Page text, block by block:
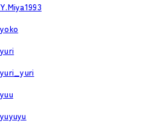
Y.Miya1993
yoko
yuri
yuri_yuri
yuu
yuyuyu